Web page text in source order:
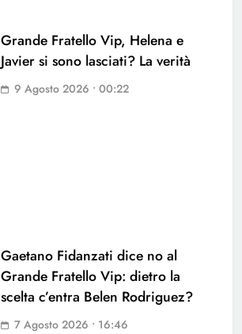
Grande Fratello Vip, Helena e
Javier si sono lasciati? La verità
9 Agosto 2026 • 00:22
Gaetano Fidanzati dice no al
Grande Fratello Vip: dietro la
scelta c’entra Belen Rodriguez?
7 Agosto 2026 • 16:46